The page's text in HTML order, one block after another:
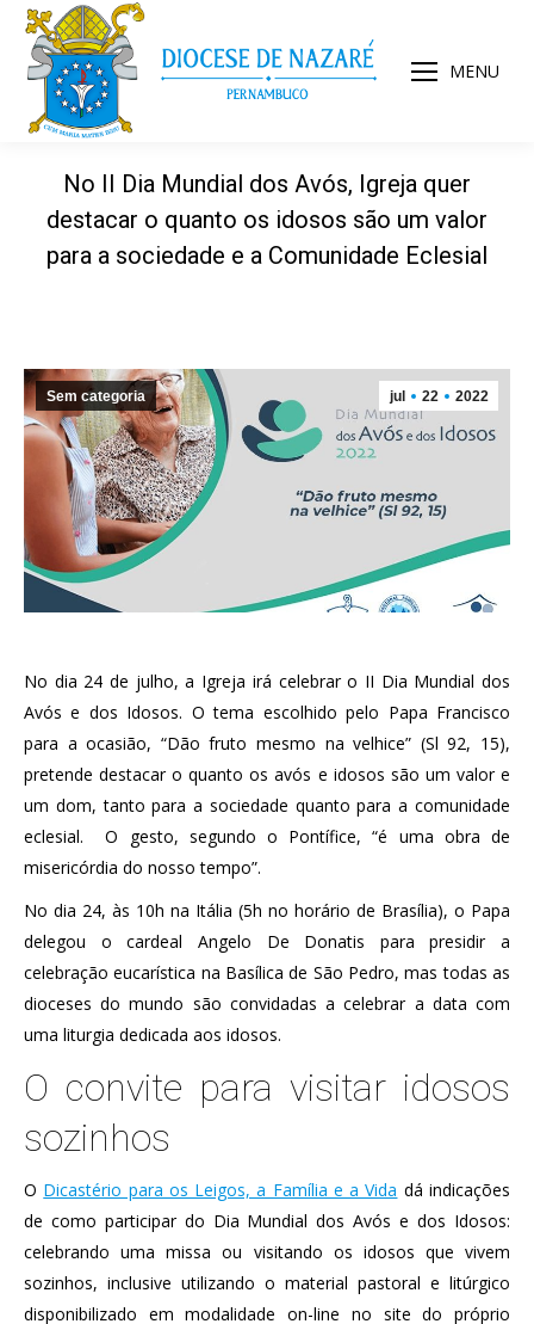
MENU
No II Dia Mundial dos Avós, Igreja quer
destacar o quanto os idosos são um valor
para a sociedade e a Comunidade Eclesial
jul 22 2022
Sem categoria
No dia 24 de julho, a Igreja irá celebrar o II Dia Mundial dos
Avós e dos Idosos. O tema escolhido pelo Papa Francisco
para a ocasião, “Dão fruto mesmo na velhice” (Sl 92, 15),
pretende destacar o quanto os avós e idosos são um valor e
um dom, tanto para a sociedade quanto para a comunidade
eclesial. O gesto, segundo o Pontífice, “é uma obra de
misericórdia do nosso tempo”.
No dia 24, às 10h na Itália (5h no horário de Brasília), o Papa
delegou o cardeal Angelo De Donatis para presidir a
celebração eucarística na Basílica de São Pedro, mas todas as
dioceses do mundo são convidadas a celebrar a data com
uma liturgia dedicada aos idosos.
O convite para visitar idosos
sozinhos
O Dicastério para os Leigos, a Família e a Vida dá indicações
de como participar do Dia Mundial dos Avós e dos Idosos:
celebrando uma missa ou visitando os idosos que vivem
sozinhos, inclusive utilizando o material pastoral e litúrgico
disponibilizado em modalidade on-line no site do próprio